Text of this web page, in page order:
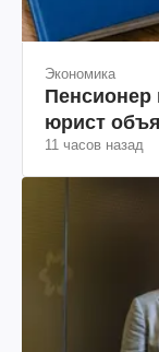
Экономика
Пенсионер
юрист
11 часов назад